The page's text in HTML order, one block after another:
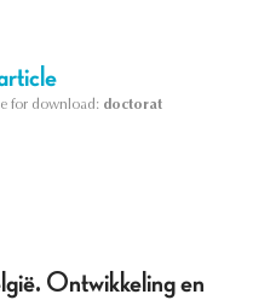
for download: doctorat
Ontwikkeling en